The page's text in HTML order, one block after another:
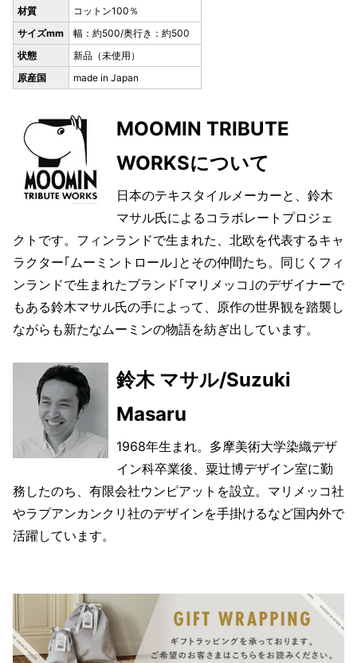
材質
コットン100％
サイズmm
幅：約500/奥行き：約500
状態
新品（未使用）
原産国
made in Japan
MOOMIN TRIBUTE
WORKSについて
日本のテキスタイルメーカーと、鈴木
マサル氏によるコラボレートプロジェ
クトです。フィンランドで生まれた、北欧を代表するキャ
ラクター｢ムーミントロール｣とその仲間たち。同じくフィ
ンランドで生まれたブランド｢マリメッコ｣のデザイナーで
もある鈴木マサル氏の手によって、原作の世界観を踏襲し
ながらも新たなムーミンの物語を紡ぎ出しています。
鈴木 マサル/Suzuki
Masaru
1968年生まれ。多摩美術大学染織デザ
イン科卒業後、粟辻博デザイン室に勤
務したのち、有限会社ウンピアットを設立。マリメッコ社
やラプアンカンクリ社のデザインを手掛けるなど国内外で
活躍しています。